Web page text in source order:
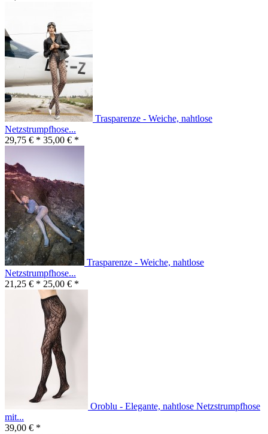
Trasparenze - Weiche, nahtlose
Netzstrumpfhose...
29,75 € * 35,00 € *
Trasparenze - Weiche, nahtlose
Netzstrumpfhose...
21,25 € * 25,00 € *
Oroblu - Elegante, nahtlose Netzstrumpfhose
mit...
39,00 € *